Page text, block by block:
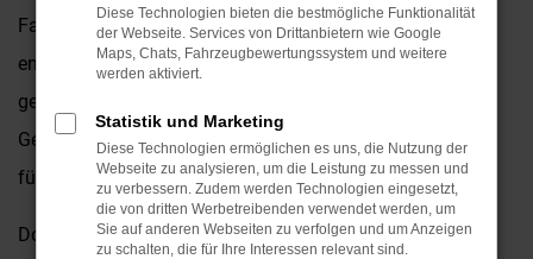
Fahrzeug finden, das genau Ihren Anforderungen
entspricht. Egal, ob Sie ein kompaktes Stadtauto, einen
geräumigen Familien-Van oder einen leistungsstarken
Geländewagen suchen - wir haben das passende Modell
für Sie.
Doch damit nicht genug! Als Ihr zuverlässiger Partner für
Diese Technologien bieten die bestmögliche Funktionalität
der Webseite. Services von Drittanbietern wie Google
Maps, Chats, Fahrzeugbewertungssystem und weitere
werden aktiviert.
Statistik und Marketing
Diese Technologien ermöglichen es uns, die Nutzung der
Webseite zu analysieren, um die Leistung zu messen und
zu verbessern. Zudem werden Technologien eingesetzt,
die von dritten Werbetreibenden verwendet werden, um
Sie auf anderen Webseiten zu verfolgen und um Anzeigen
zu schalten, die für Ihre Interessen relevant sind.